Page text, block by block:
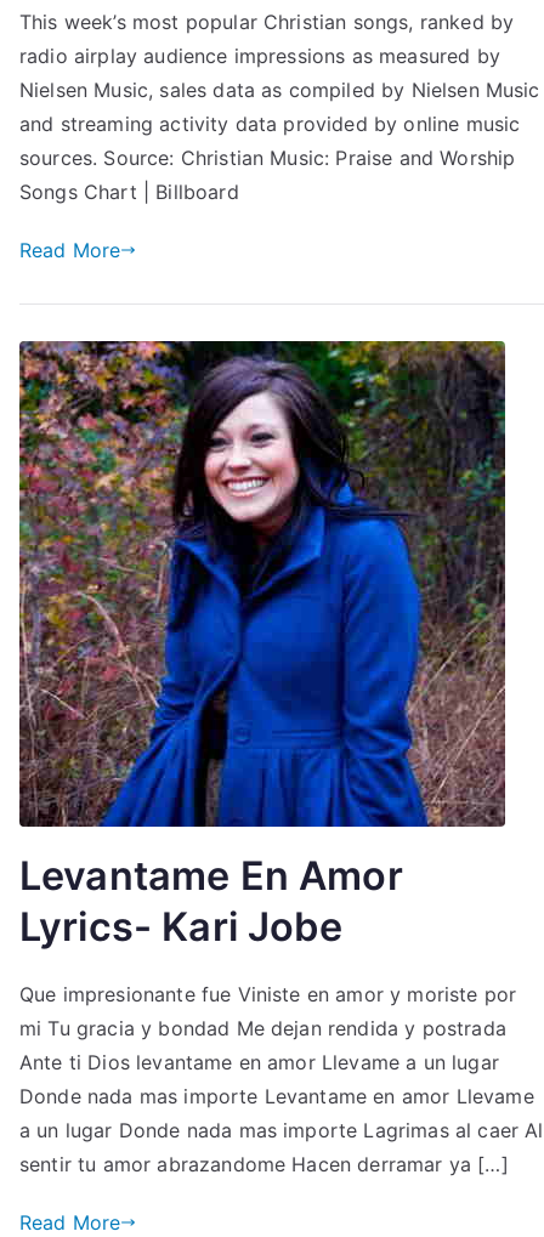
This week’s most popular Christian songs, ranked by
radio airplay audience impressions as measured by
Nielsen Music, sales data as compiled by Nielsen Music
and streaming activity data provided by online music
sources. Source: Christian Music: Praise and Worship
Songs Chart | Billboard
Read More
Levantame En Amor
Lyrics- Kari Jobe
Que impresionante fue Viniste en amor y moriste por
mi Tu gracia y bondad Me dejan rendida y postrada
Ante ti Dios levantame en amor Llevame a un lugar
Donde nada mas importe Levantame en amor Llevame
a un lugar Donde nada mas importe Lagrimas al caer Al
sentir tu amor abrazandome Hacen derramar ya […]
Read More